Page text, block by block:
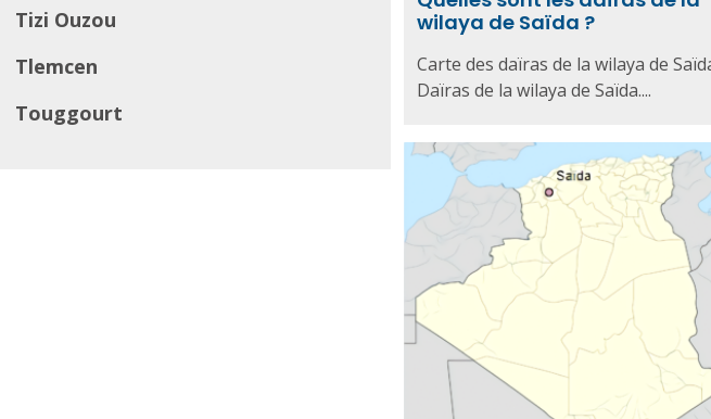
Tizi Ouzou
Tlemcen
Touggourt
wilaya de Saïda ?
Carte des daïras de la wilaya de
Daïras de la wilaya de Saïda....